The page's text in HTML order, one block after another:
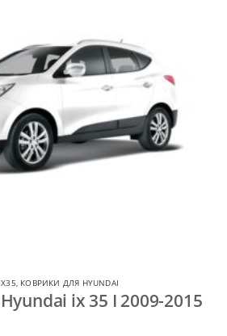
, КОВРИКИ ДЛЯ HYUNDAI
ix 35 I 2009-2015